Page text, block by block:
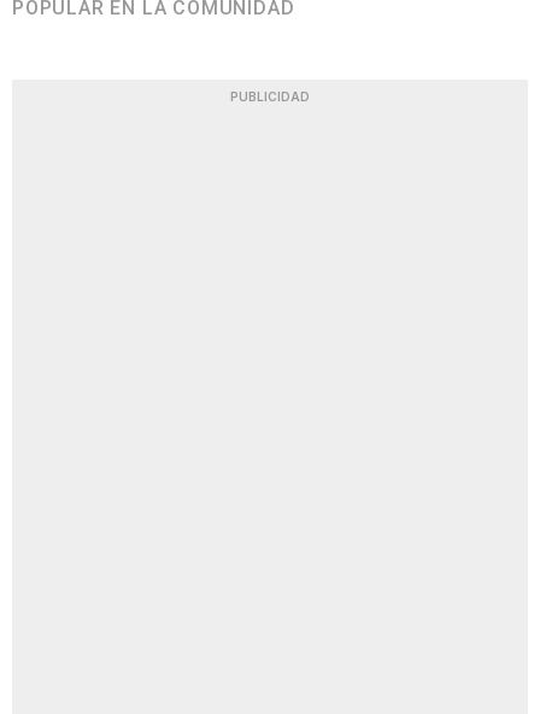
POPULAR EN LA COMUNIDAD
PUBLICIDAD